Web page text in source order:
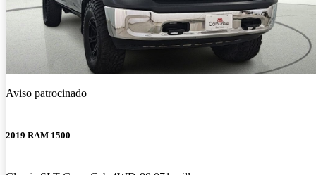
Aviso patrocinado
2019 RAM 1500